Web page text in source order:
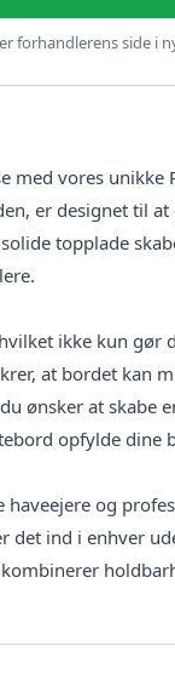
forhandlerens side i
med vores
er designet til
topplade
ikke kun
at bordet kan
ønsker at
opfylde dine
haveejere og
det ind i enhver